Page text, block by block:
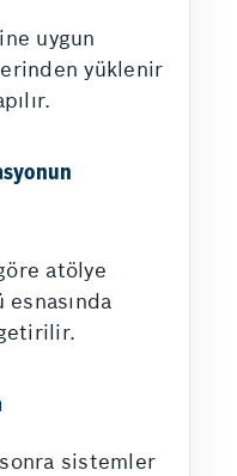
uygun
yüklenir
atölye
sistemler